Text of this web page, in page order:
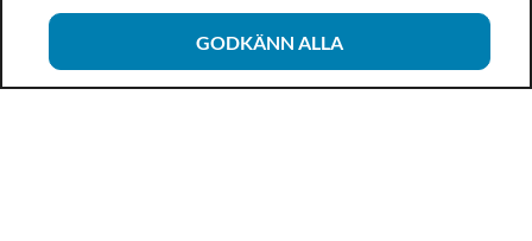
GODKÄNN ALLA